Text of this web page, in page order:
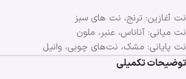
نت آغازین: ترنج، نت های سبز
نت میانی: آناناس، عنبر، ملون
نت پایانی: مشک، نت‌های چوبی، وانیل
توضیحات تکمیلی